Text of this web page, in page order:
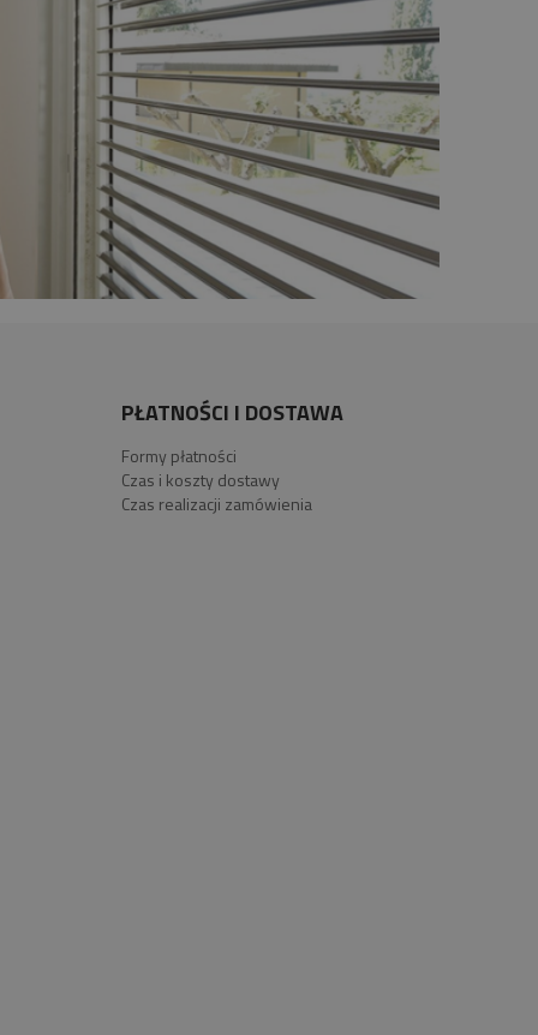
PŁATNOŚCI I DOSTAWA
Formy płatności
Czas i koszty dostawy
Czas realizacji zamówienia